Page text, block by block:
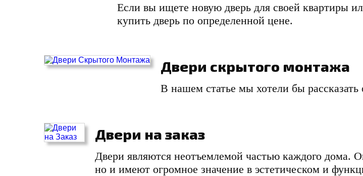
Если вы ищете новую дверь для своей квартиры
купить дверь по определенной цене.
Двери скрытого монтажа
В нашем статье мы хотели бы
Двери на заказ
Двери являются неотъемлемой частью каждого дома.
но и имеют огромное значение в эстетическом и